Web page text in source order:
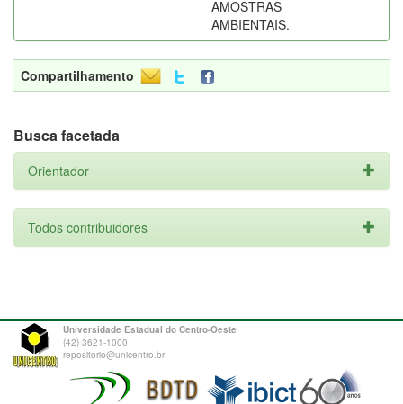
AMOSTRAS
AMBIENTAIS.
Compartilhamento
Busca facetada
Orientador
Todos contribuidores
Universidade Estadual do Centro-Oeste
(42) 3621-1000
repositorio@unicentro.br